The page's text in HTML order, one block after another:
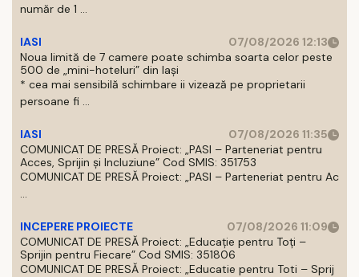
număr de 1 ...
IASI
07/08/2026 12:13
Noua limită de 7 camere poate schimba soarta celor peste
500 de „mini-hoteluri” din Iași
* cea mai sensibilă schimbare ii vizează pe proprietarii
persoane fi ...
IASI
07/08/2026 11:35
COMUNICAT DE PRESĂ Proiect: „PASI – Parteneriat pentru
Acces, Sprijin și Incluziune” Cod SMIS: 351753
COMUNICAT DE PRESĂ Proiect: „PASI – Parteneriat pentru Ac
...
INCEPERE PROIECTE
07/08/2026 11:09
COMUNICAT DE PRESĂ Proiect: „Educație pentru Toți –
Sprijin pentru Fiecare” Cod SMIS: 351806
COMUNICAT DE PRESĂ Proiect: „Educatie pentru Toti – Sprij